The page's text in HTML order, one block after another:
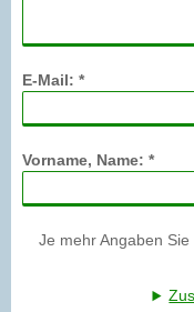
E-Mail: *
Vorname, Name: *
Je mehr Angaben